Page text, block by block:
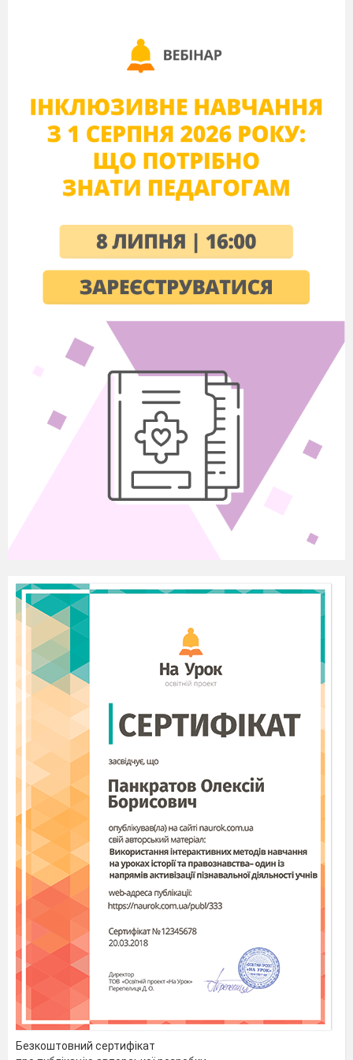
протяжності розташовувалися
фабрики з виробництва шовку.
дружелюбні стосунки із сусідами.
Вивчення нового матеріалу.
Робота з таблицею (с. 90 підручника).
Розгляньте таблицю.
Назвіть дві перші династії.
землі?
Чому, на вашу думку, період отримав
назву «Воюючих царств»?
Кероване читання (с. 90 підручника).
Опрацюйте матеріал підручника.
Чому територія Китайської держави
постійно змінювалася?
Яку роль в історії Китаю відіграла
династія Чжоу?
Яке значення китайці надавали Небу?
Аналіз ілюстрації.
Розгляньте ілюстрацію.
Поміркуйте, та назвіть, що бачите
одним словом-іменником.
Охарактеризуйте зображене одним
Робота в парах.
Ознайомтеся з додатковою
інформацією.
Будівництво Великої Китайської стіни —
історичний підхід
Історики всього світу зійшлися на
думці, що Велику Китайську стіну почали
будувати приблизно в III столітті до нашої
ери. В силу військових історичних подій,
глобальне будівництво переривалося і
змінювало керівників, архітекторів і підхід
до нього в цілому. На цьому ґрунті досі
ведуться суперечки на тему: хто побудував
Велику Китайську Стіну?
Архіви і дослідження дають привід
вважати, що Велика Китайська стіна
почала створюватися за ініціативою
імператора Цинь Ши-хуанді. До такого
кардинального рішення правителя
підштовхнув період Воюючих царств, коли
в ході тривалих боїв 150 держав
Піднебесної Імперії скоротилися в 10 разів.
Підвищена небезпека кочових варварів і
Безкоштовний сертифікат